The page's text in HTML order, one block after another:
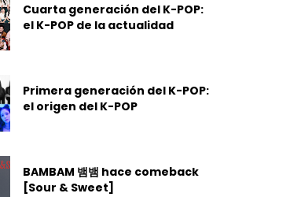
Cuarta generación del K-POP:
el K-POP de la actualidad
Primera generación del K-POP:
el origen del K-POP
BAMBAM 뱀뱀 hace comeback
[Sour & Sweet]